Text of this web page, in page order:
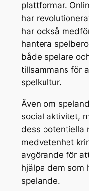
plattformar.
har
har också
hantera
både spelare
tillsammans för
spelkultur.
Även om
social aktivitet,
dess potentiella
medvetenhet
avgörande för
hjälpa dem som
spelande.